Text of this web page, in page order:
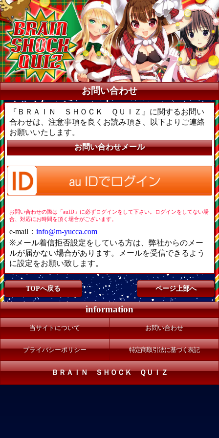
お問い合わせ
『ＢＲＡＩＮ ＳＨＯＣＫ ＱＵＩＺ』に関するお問い
合わせは、注意事項を良くお読み頂き、以下よりご連絡
お願いいたします。
お問い合わせメール
お問い合わせの際は「auID」に必ずログインをして下さい。ログインをしてない場
合、対応にお時間を頂く場合がございます。
e-mail： info@m-yucca.com
※メール着信拒否設定をしている方は、弊社からのメー
ルが届かない場合があります。メールを受信できるよう
に設定をお願い致します。
TOPへ戻る ページ上部へ
information
当サイトについて お問い合わせ
プライバシーポリシー 特定商取引法に基づく表記
ＢＲＡＩＮ ＳＨＯＣＫ ＱＵＩＺ